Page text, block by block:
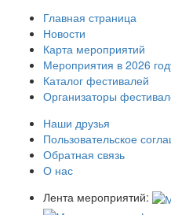
Главная страница
Новости
Карта мероприятий
Мероприятия в 2026
Каталог фестивалей
Организаторы
Наши друзья
Пользовательское
Обратная связь
О нас
Лента мероприятий: